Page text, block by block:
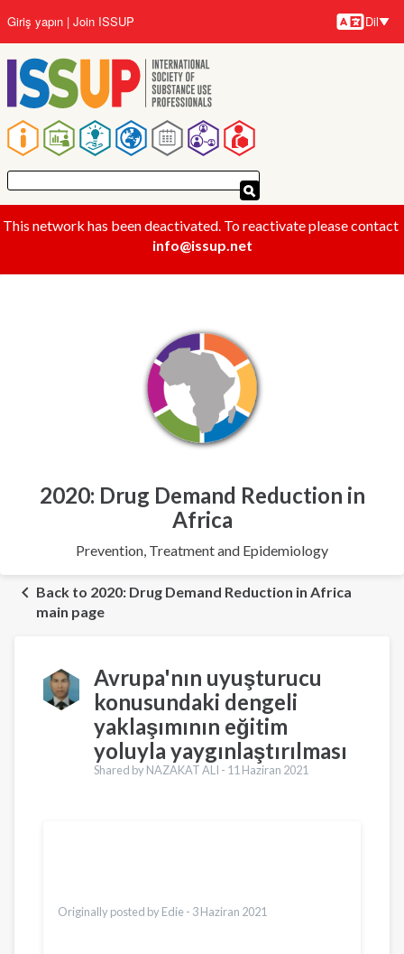
içeriğe
atla
Giriş yapın Join ISSUP
Diller
Dil
Ana
gezinti
menüsü
This network has been deactivated. To reactivate please contact
info@issup.net
2020: Drug Demand Reduction in
Africa
Prevention, Treatment and Epidemiology
Back to 2020: Drug Demand Reduction in Africa
main page
Avrupa'nın uyuşturucu
konusundaki dengeli
yaklaşımının eğitim
yoluyla yaygınlaştırılması
Shared by NAZAKAT ALI - 11 Haziran 2021
Originally posted by Edie - 3 Haziran 2021